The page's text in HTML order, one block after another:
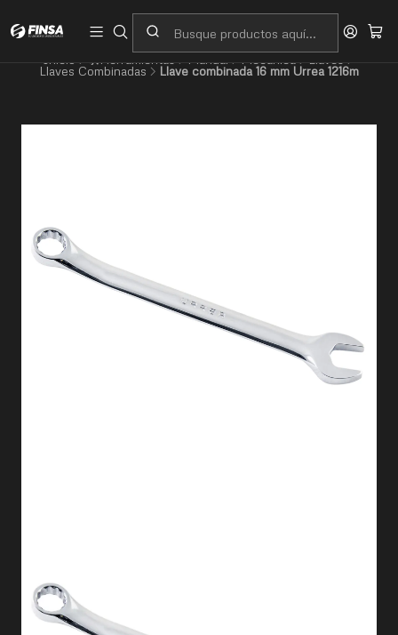
Llaves Combinadas Llave combinada 16 mm Urrea 1216m